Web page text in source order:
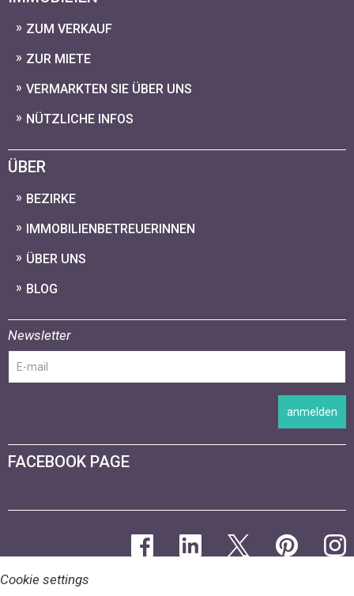
ZUM VERKAUF
ZUR MIETE
VERMARKTEN SIE ÜBER UNS
NÜTZLICHE INFOS
ÜBER
BEZIRKE
IMMOBILIENBETREUERINNEN
ÜBER UNS
BLOG
Newsletter
anmelden
FACEBOOK PAGE
Cookie settings